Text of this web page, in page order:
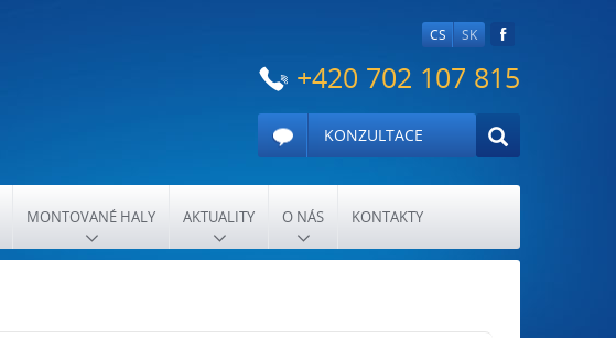
CS SK
+420 702 107 815
KONZULTACE
MONTOVANÉ HALY AKTUALITY O NÁS KONTAKTY